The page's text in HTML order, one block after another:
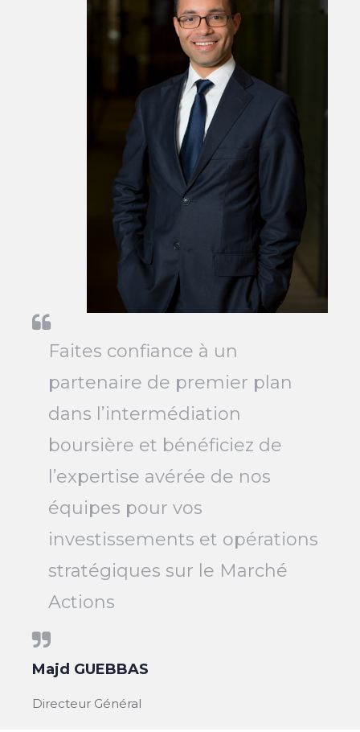
Faites confiance à un
partenaire de premier plan
dans l’intermédiation
boursière et bénéficiez de
l’expertise avérée de nos
équipes pour vos
investissements et opérations
stratégiques sur le Marché
Actions
Majd GUEBBAS
Directeur Général